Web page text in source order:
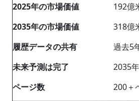
2025年の市場価値
192億
2035年の市場価値
318億
履歴データの共有
過去5
未来予測は完了
2035
ページ数
200＋